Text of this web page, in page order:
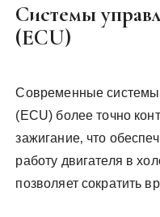
Системы
(ECU)
Современные системы
(ECU) более точно
зажигание‚ что
работу двигателя в
позволяет сократить